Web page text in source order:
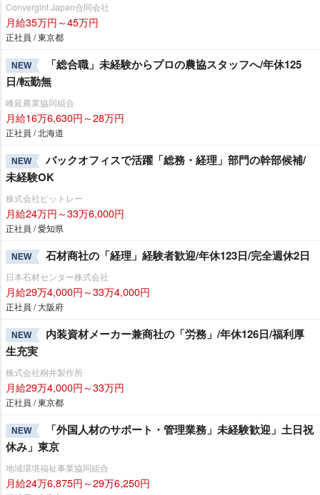
Convergint Japan合同会社
月給35万円～45万円
正社員 / 東京都
NEW
「総合職」未経験からプロの農協スタッフへ/年休125
日/転勤無
峰延農業協同組合
月給16万6,630円～28万円
正社員 / 北海道
NEW
バックオフィスで活躍「総務・経理」部門の幹部候補/
未経験OK
株式会社ピットレー
月給24万円～33万6,000円
正社員 / 愛知県
NEW 石材商社の「経理」経験者歓迎/年休123日/完全週休2日
日本石材センター株式会社
月給29万4,000円～33万4,000円
正社員 / 大阪府
NEW
内装資材メーカー兼商社の「労務」/年休126日/福利厚
生充実
株式会社桐井製作所
月給29万4,000円～33万円
正社員 / 東京都
NEW
「外国人材のサポート・管理業務」未経験歓迎」土日祝
休み」東京
地域環境福祉事業協同組合
月給24万6,875円～29万6,250円